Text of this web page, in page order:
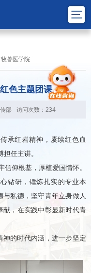
兽医学院
色主题团课
部 访问次数： 234
承红岩精神，赓续红色血
任主讲。
信仰根基，厚植爱国情怀。
钻研，锤炼扎实的专业本
私德，坚守青年立身做人
献，在实践中彰显新时代青
的时代内涵，进一步坚定